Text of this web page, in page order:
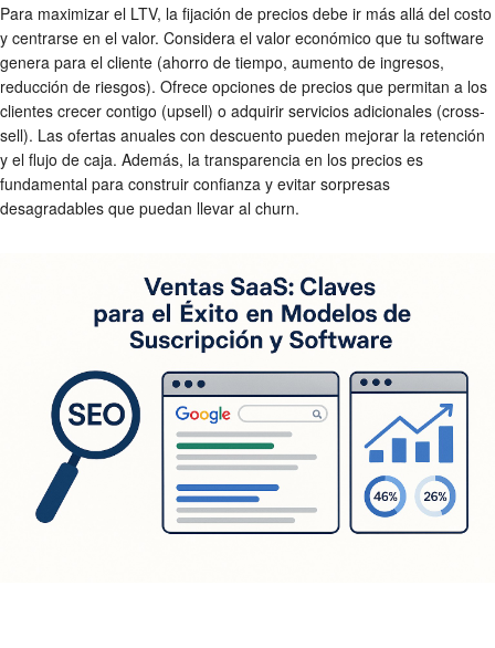
Para maximizar el LTV, la fijación de precios debe ir más allá del costo
y centrarse en el valor. Considera el valor económico que tu software
genera para el cliente (ahorro de tiempo, aumento de ingresos,
reducción de riesgos). Ofrece opciones de precios que permitan a los
clientes crecer contigo (upsell) o adquirir servicios adicionales (cross-
sell). Las ofertas anuales con descuento pueden mejorar la retención
y el flujo de caja. Además, la transparencia en los precios es
fundamental para construir confianza y evitar sorpresas
desagradables que puedan llevar al churn.